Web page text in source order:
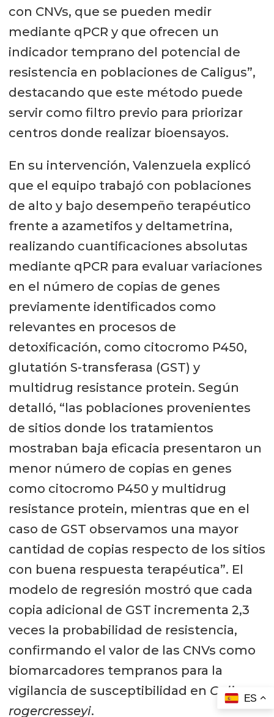
con CNVs, que se pueden medir
mediante qPCR y que ofrecen un
indicador temprano del potencial de
resistencia en poblaciones de Caligus”,
destacando que este método puede
servir como filtro previo para priorizar
centros donde realizar bioensayos.
En su intervención, Valenzuela explicó
que el equipo trabajó con poblaciones
de alto y bajo desempeño terapéutico
frente a azametifos y deltametrina,
realizando cuantificaciones absolutas
mediante qPCR para evaluar variaciones
en el número de copias de genes
previamente identificados como
relevantes en procesos de
detoxificación, como citocromo P450,
glutatión S-transferasa (GST) y
multidrug resistance protein. Según
detalló, “las poblaciones provenientes
de sitios donde los tratamientos
mostraban baja eficacia presentaron un
menor número de copias en genes
como citocromo P450 y multidrug
resistance protein, mientras que en el
caso de GST observamos una mayor
cantidad de copias respecto de los sitios
con buena respuesta terapéutica”. El
modelo de regresión mostró que cada
copia adicional de GST incrementa 2,3
veces la probabilidad de resistencia,
confirmando el valor de las CNVs como
biomarcadores tempranos para la
vigilancia de susceptibilidad en Caligus
rogercresseyi.
ES